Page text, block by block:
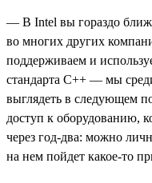
— В Intel вы гораздо
во многих других
поддерживаем и
стандарта С++ — мы
выглядеть в следующем
доступ к оборудованию,
через год-два: можно
на нем пойдет какое-то